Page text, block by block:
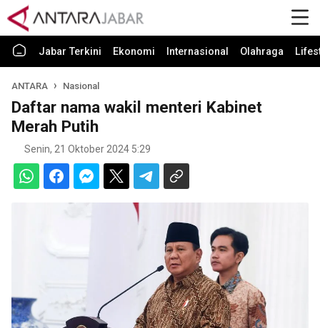
Jabar Terkini Ekonomi Internasional Olahraga
ANTARA Nasional
Daftar nama wakil menteri Kabinet
Merah Putih
Senin, 21 Oktober 2024 5:29